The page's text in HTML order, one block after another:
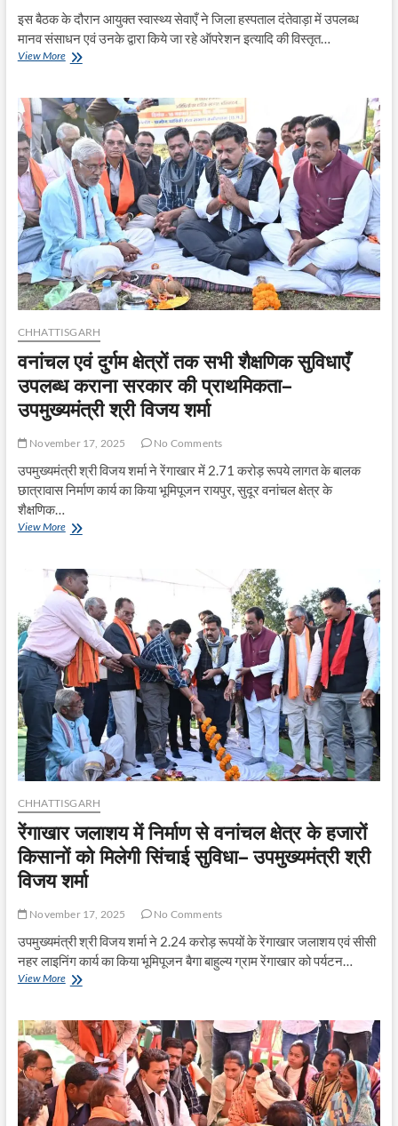
इस बैठक के दौरान आयुक्त स्वास्थ्य सेवाएँ ने जिला हस्पताल दंतेवाड़ा में उपलब्ध
मानव संसाधन एवं उनके द्वारा किये जा रहे ऑपरेशन इत्यादि की विस्तृत…
View Moreआयुक्त
ने
देर
रात
ली
ज़िला
अस्पताल
दंतेवाड़ा
के
समस्त
चिकित्सकों
और
कर्मचारियों
की
बैठक
CHHATTISGARH
वनांचल एवं दुर्गम क्षेत्रों तक सभी शैक्षणिक सुविधाएँ
उपलब्ध कराना सरकार की प्राथमिकता–
उपमुख्यमंत्री श्री विजय शर्मा
November 17, 2025 No Comments
उपमुख्यमंत्री श्री विजय शर्मा ने रेंगाखार में 2.71 करोड़ रूपये लागत के बालक
छात्रावास निर्माण कार्य का किया भूमिपूजन रायपुर, सुदूर वनांचल क्षेत्र के
शैक्षणिक…
View Moreवनांचल
क्षेत्रों
तक
सभी
शैक्षणिक
सुविधाएँ
उपलब्ध
कराना
सरकार
की
प्राथमिकता–
उपमुख्यमंत्री
श्री
विजय
शर्मा
CHHATTISGARH
रेंगाखार जलाशय में निर्माण से वनांचल क्षेत्र के हजारों
किसानों को मिलेगी सिंचाई सुविधा– उपमुख्यमंत्री श्री
विजय शर्मा
November 17, 2025 No Comments
उपमुख्यमंत्री श्री विजय शर्मा ने 2.24 करोड़ रूपयों के रेंगाखार जलाशय एवं सीसी
नहर लाइनिंग कार्य का किया भूमिपूजन बैगा बाहुल्य ग्राम रेंगाखार को पर्यटन…
View Moreरेंगाखार
निर्माण
से
वनांचल
क्षेत्र
के
हजारों
किसानों